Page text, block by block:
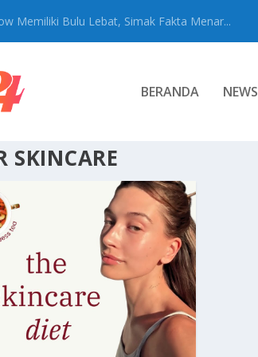
Memiliki Bulu Lebat, Simak Fakta Menar...
BERANDA NEWS
SKINCARE